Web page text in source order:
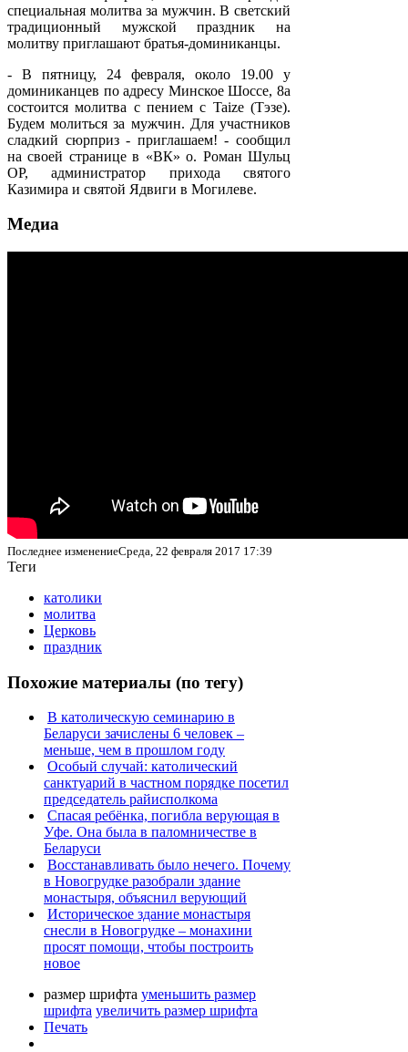
специальная молитва за мужчин. В светский
традиционный мужской праздник на
молитву приглашают братья-доминиканцы.
- В пятницу, 24 февраля, около 19.00 у
доминиканцев по адресу Минское Шоссе, 8а
состоится молитва с пением с Taize (Тэзе).
Будем молиться за мужчин. Для участников
сладкий сюрприз - приглашаем! - сообщил
на своей странице в «ВК» о. Роман Шульц
OP, администратор прихода святого
Казимира и святой Ядвиги в Могилеве.
Медиа
Последнее изменениеСреда, 22 февраля 2017 17:39
Теги
католики
молитва
Церковь
праздник
Похожие материалы (по тегу)
В католическую семинарию в
Беларуси зачислены 6 человек –
меньше, чем в прошлом году
Особый случай: католический
санктуарий в частном порядке посетил
председатель райисполкома
Спасая ребёнка, погибла верующая в
Уфе. Она была в паломничестве в
Беларуси
Восстанавливать было нечего. Почему
в Новогрудке разобрали здание
монастыря, объяснил верующий
Историческое здание монастыря
снесли в Новогрудке – монахини
просят помощи, чтобы построить
новое
размер шрифта уменьшить размер
шрифта увеличить размер шрифта
Печать